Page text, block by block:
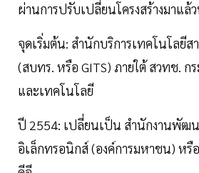
ผ่านการปรับเปลี่ยนโครงสร้างมาแล้
จุดเริ่มต้น: สำนักบริการเทคโนโลยีส
(สบทร. หรือ GITS) ภายใต้ สวทช. ก
และเทคโนโลยี
ปี 2554: เปลี่ยนเป็น สำนักงานพัฒน
อิเล็กทรอนิกส์ (องค์การมหาชน) หรือ